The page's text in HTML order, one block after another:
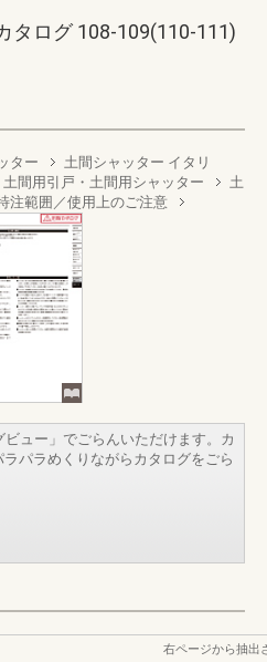
タログ 108-109(110-111)
ター
土間シャッター イタリ
土間用引戸・土間用シャッター
土
注範囲／使用上のご注意
ュー」でごらんいただけます。カ
パラめくりながらカタログをごら
右ページから抽出